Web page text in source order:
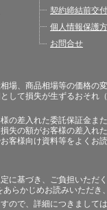
契約締結前交
個人情報保護
お問合せ
場、商品相場等の価格
して損失が生ずるおそ
の差入れた委託保証金
失の額がお客様の差入
客様向け資料等をよくお読
に基づき、ご負担いた
らかじめお読みいただき
ので、詳細につきまし